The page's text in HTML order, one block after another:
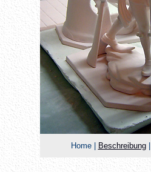
Home | Beschreibung|